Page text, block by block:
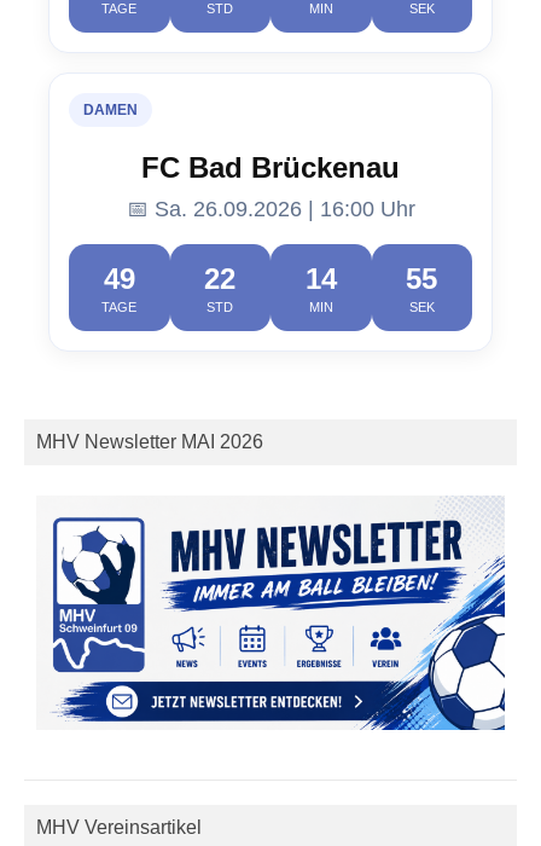
TAGE STD MIN SEK
DAMEN
FC Bad Brückenau
📅 Sa. 26.09.2026 | 16:00 Uhr
49
TAGE
22
STD
14
MIN
54
SEK
MHV Newsletter MAI 2026
MHV Vereinsartikel